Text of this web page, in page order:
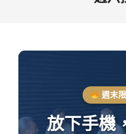
起
館
週末
放下手機